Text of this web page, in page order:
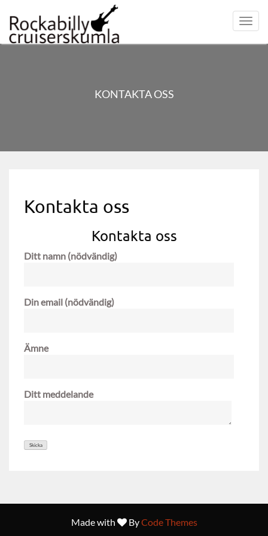
KONTAKTA OSS
Kontakta oss
Kontakta oss
Ditt namn (nödvändig)
Din email (nödvändig)
Ämne
Ditt meddelande
Made with ByCode Themes